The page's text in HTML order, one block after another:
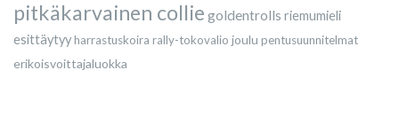
pitkäkarvainen collie goldentrolls riemumieli
esittäytyyharrastuskoira rally-tokovalio joulu pentusuunnitelmat
erikoisvoittajaluokka